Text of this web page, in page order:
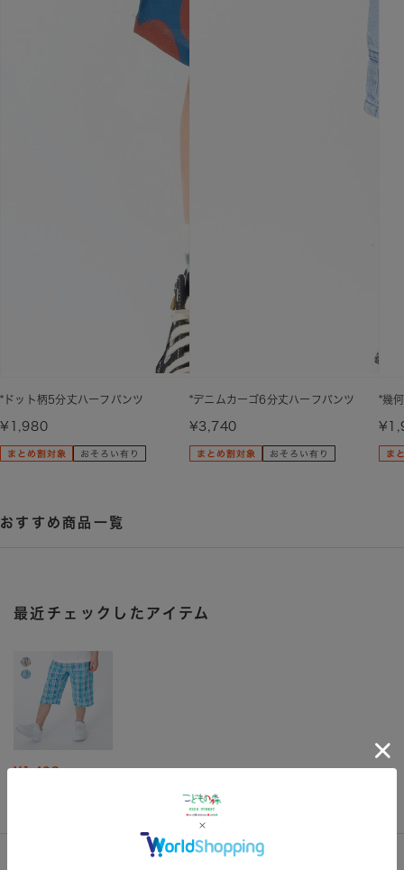
*ドット柄5分丈ハーフパンツ
¥1,980
*デニムカーゴ6分丈ハーフパンツ
¥3,740
*幾
おすすめ商品一覧
最近チェックしたアイテム
¥1,408